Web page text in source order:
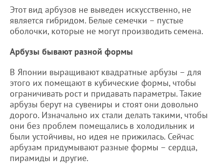
Этот вид арбузов не выведен искусственно, не
является гибридом. Белые семечки – пустые
оболочки, которые не могут производить семена.
Арбузы бывают разной формы
В Японии выращивают квадратные арбузы – для
этого их помещают в кубические формы, чтобы
ограничивать рост и придавать параметры. Такие
арбузы берут на сувениры и стоят они довольно
дорого. Изначально их стали делать такими, чтобы
они без проблем помещались в холодильник и
были устойчивы, но идея не прижилась. Сейчас
арбузам придумывают разные формы – сердца,
пирамиды и другие.